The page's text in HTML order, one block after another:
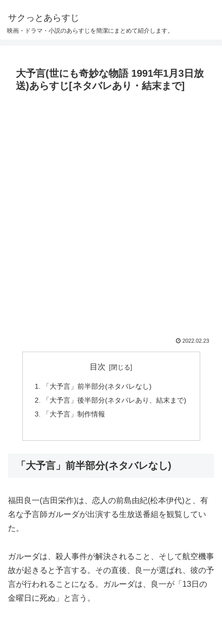
サクっとあらすじ
映画・ドラマ・小説のあらすじを簡潔にまとめて紹介します。
大予言(世にも奇妙な物語 1991年1月3日放
送)あらすじ[ネタバレあり・結末まで]
2022.02.23
目次
「大予言」前半部分(ネタバレなし)
「大予言」後半部分(ネタバレあり、結末まで)
「大予言」制作情報
「大予言」前半部分(ネタバレなし)
福田良一(吉田栄作)は、恋人の前島由紀(松本伊代)と、有
名な予言師ガルーダが出演する生放送番組を観覧してい
た。
ガルーダは、殺人事件が解決されること、そして航空機事
故が起きると予言する。その直後、良一が選ばれ、彼の予
言が行われることになる。ガルーダは、良一が「13日の
金曜日に死ぬ」と言う。